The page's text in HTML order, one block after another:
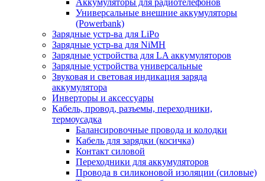
Аккумуляторы для радиотелефонов
Универсальные внешние аккумуляторы
(Powerbank)
Зарядные устр-ва для LiPo
Зарядные устр-ва для NiMH
Зарядные устройства для LA аккумуляторов
Зарядные устройства универсальные
Звуковая и световая индикация заряда
аккумулятора
Инверторы и аксессуары
Кабель, провод, разъемы, переходники,
термоусадка
Балансировочные провода и колодки
Кабель для зарядки (косичка)
Контакт силовой
Переходники для аккумуляторов
Провода в силиконовой изоляции (силовые)